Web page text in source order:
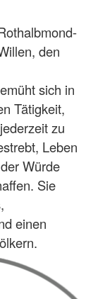
den
sich in
Tätigkeit,
zu
Leben
Würde
Sie
einen